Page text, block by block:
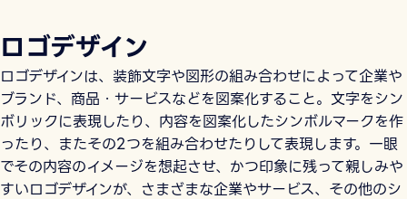
ロゴデザイン
ロゴデザインは、装飾文字や図形の組み合わせによって企業や
ブランド、商品・サービスなどを図案化すること。文字をシン
ボリックに表現したり、内容を図案化したシンボルマークを作
ったり、またその2つを組み合わせたりして表現します。一眼
でその内容のイメージを想起させ、かつ印象に残って親しみや
すいロゴデザインが、さまざまな企業やサービス、その他のシ